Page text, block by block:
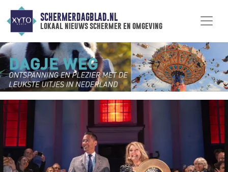
SCHERMERDAGBLAD.NL
lokaal nieuws schermer en omgeving